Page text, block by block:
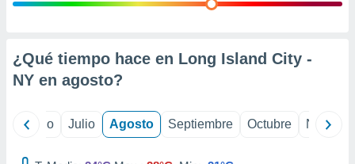
e
mediante
publicidad
¿Qué tiempo hace en Long Island City -
NY en agosto?
Junio Julio Agosto Septiembre Octubre